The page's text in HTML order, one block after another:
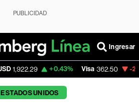
PUBLICIDAD
Ingresar
+0.43% Visa 362.50 -2.15%
ESTADOS UNIDOS